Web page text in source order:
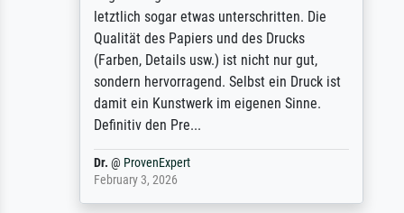
letztlich sogar etwas unterschritten. Die
Qualität des Papiers und des Drucks
(Farben, Details usw.) ist nicht nur gut,
sondern hervorragend. Selbst ein Druck ist
damit ein Kunstwerk im eigenen Sinne.
Definitiv den Pre...
@ProvenExpert
February 3, 2026